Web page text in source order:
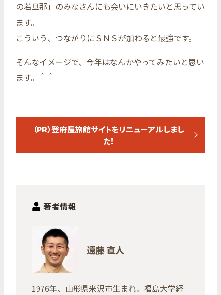
の若旦那」のみなさんにも会いにいきたいと思ってい
ます。
こういう、つながりにＳＮＳが加わると最強です。
そんなイメージで、今年はなんかやってみたいと思い
ます。＾＾
（PR）登府屋旅館サイトをリニューアルしまし
た！
著者情報
遠藤 直人
1976年、山形県米沢市生まれ。福島大学経